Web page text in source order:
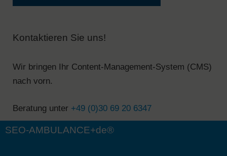
Kontaktieren Sie uns!
Wir bringen Ihr Content-Management-System (CMS)
nach vorn.
Beratung unter +49 (0)30 69 20 6347
SEO-AMBULANCE+de®